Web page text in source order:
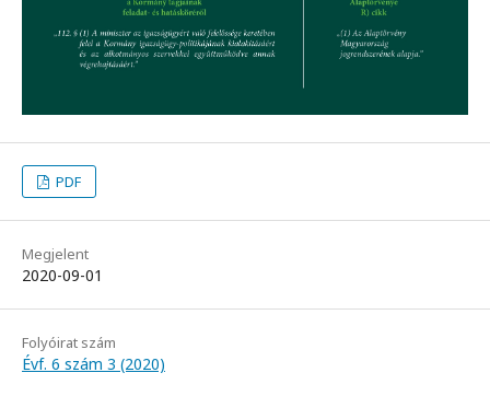
PDF
Megjelent
2020-09-01
Folyóirat szám
Évf. 6 szám 3 (2020)